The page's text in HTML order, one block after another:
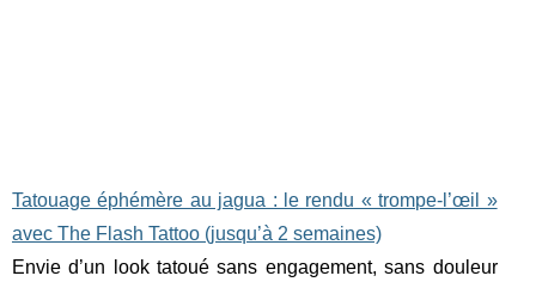
Tatouage éphémère au jagua : le rendu « trompe-l’œil »
avec The Flash Tattoo (jusqu’à 2 semaines)
Envie d’un look tatoué sans engagement, sans douleur